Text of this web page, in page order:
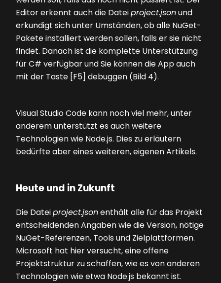
Editor erkennt auch die Dateiproject.jsonund
erkundigt sich unter Umständen, ob alle NuGet-
Pakete installiert werden sollen, falls er sie nicht
findet. Danach ist die komplette Unterstützung
für C# verfügbar und Sie können die App auch
mit der Taste [F5] debuggen (Bild 4).
Visual Studio Code kann noch viel mehr, unter
anderem unterstützt es auch weitere
Technologien wie Node.js. Dies zu erläutern
bedürfte aber eines weiteren, eigenen Artikels.
Heute und in Zukunft
Die Dateiproject.jsonenthält alle für das Projekt
entscheidenden Angaben wie die Version, nötige
NuGet-Referenzen, Tools und Zielplattformen.
Microsoft hat hier versucht, eine offene
Projektstruktur zu schaffen, wie es von anderen
Technologien wie etwa Node.js bekannt ist.